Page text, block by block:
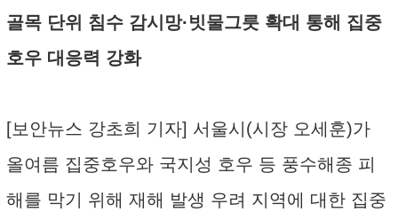
골목 단위 침수 감시망·빗물그릇 확대 통해 집중
호우 대응력 강화
[보안뉴스 강초희 기자] 서울시(시장 오세훈)가
올여름 집중호우와 국지성 호우 등 풍수해종 피
해를 막기 위해 재해 발생 우려 지역에 대한 집중